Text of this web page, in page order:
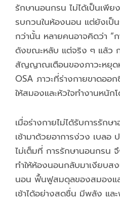
รักษานอนกรน ไม่ได้เป็นเพี
รบกวนในห้องนอน แต่ยังเป็
กว่านั้น หลายคนอาจคิดว่า “
ดังขณะหลับ แต่จริง ๆ แล้ว
สัญญาณเตือนของภาวะหยุด
OSA ภาวะที่ร่างกายขาดอ
ให้สมองและหัวใจทำงานหนัก
เมื่อร่างกายไม่ได้รับการรัก
เช้ามาด้วยอาการง่วง เบลอ
ไม่เต็มที่ การรักษานอนกรน จึ
ทำให้ห้องนอนกลับมาเงียบ
นอน ฟื้นฟูสมดุลของสมองแ
เช้าได้อย่างสดชื่น มีพลัง แ